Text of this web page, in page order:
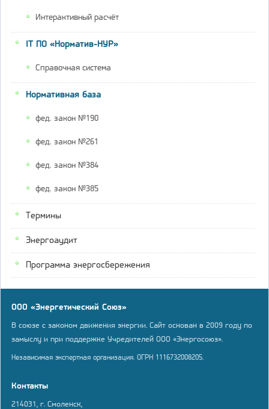
Интерактивный расчёт
IT ПО «Норматив-НУР»
Справочная система
Нормативная база
фед. закон №190
фед. закон №261
фед. закон №384
фед. закон №385
Термины
Энергоаудит
Программа энергосбережения
ООО «Энергетический Союз»
В союзе с законом движения энергии. Сайт основан в 2009 году по
замыслу и при поддержке Учредителей ООО «Энергосоюз».
Независимая экспертная организация. ОГРН 1116732008205.
Контакты
214031, г. Смоленск,